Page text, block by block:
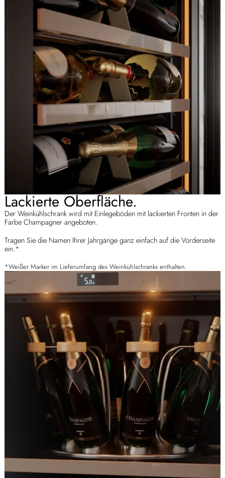
Lackierte Oberfläche.
Der Weinkühlschrank wird mit Einlegeböden mit lackierten Fronten in der
Farbe Champagner angeboten.
Tragen Sie die Namen Ihrer Jahrgänge ganz einfach auf die Vorderseite
ein.*
*Weißer Marker im Lieferumfang des Weinkühlschranks enthalten.